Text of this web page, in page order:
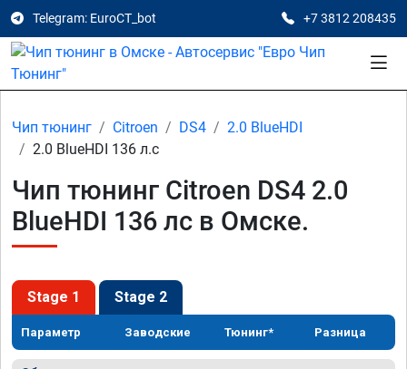
Telegram: EuroCT_bot +7 3812 208435
Чип тюнинг Citroen DS4
2.0 BlueHDI
2.0 BlueHDI 136 л.с
Чип тюнинг Citroen DS4 2.0
BlueHDI 136 лс в Омске.
Stage 1 Stage 2
Параметр Заводские Тюнинг* Разница